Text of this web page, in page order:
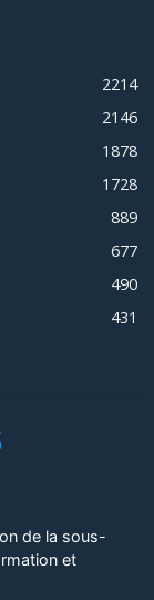
2214
2146
1878
1728
889
677
490
431
de la sous-
et